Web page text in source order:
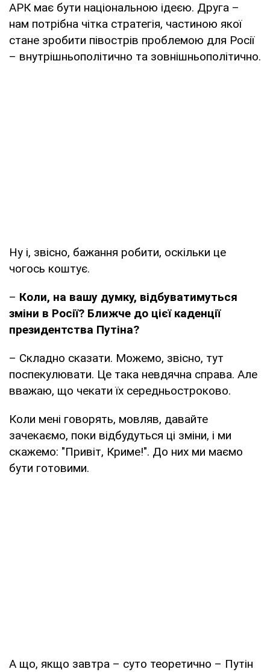
АРК має бути національною ідеєю. Друга –
нам потрібна чітка стратегія, частиною якої
стане зробити півострів проблемою для Росії
– внутрішньополітично та зовнішньополітично.
Ну і, звісно, бажання робити, оскільки це
чогось коштує.
– Коли, на вашу думку, відбуватимуться
зміни в Росії? Ближче до цієї каденції
президентства Путіна?
– Складно сказати. Можемо, звісно, тут
поспекулювати. Це така невдячна справа. Але
вважаю, що чекати їх середньостроково.
Коли мені говорять, мовляв, давайте
зачекаємо, поки відбудуться ці зміни, і ми
скажемо: "Привіт, Криме!". До них ми маємо
бути готовими.
А що, якщо завтра – суто теоретично – Путін